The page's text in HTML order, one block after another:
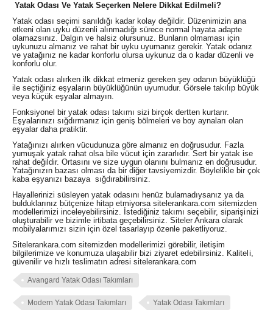
Yatak Odası Ve Yatak Seçerken Nelere Dikkat Edilmeli?
Yatak odası seçimi sanıldığı kadar kolay değildir. Düzenimizin ana
etkeni olan uyku düzenli alınmadığı sürece normal hayata adapte
olamazsınız. Dalgın ve halsiz olursunuz. Bunların olmaması için
uykunuzu almanız ve rahat bir uyku uyumanız gerekir. Yatak odanız
ve yatağınız ne kadar konforlu olursa uykunuz da o kadar düzenli ve
konforlu olur.
Yatak odası alırken ilk dikkat etmeniz gereken şey odanın büyüklüğü
ile seçtiğiniz eşyaların büyüklüğünün uyumudur. Görsele takılıp büyük
veya küçük eşyalar almayın.
Fonksiyonel bir yatak odası takımı sizi birçok dertten kurtarır.
Eşyalarınızı sığdırmanız için geniş bölmeleri ve boy aynaları olan
eşyalar daha pratiktir.
Yatağınızı alırken vücudunuza göre almanız en doğrusudur. Fazla
yumuşak yatak rahat olsa bile vücut için zararlıdır. Sert bir yatak ise
rahat değildir. Ortasını ve size uygun olanını bulmanız en doğrusudur.
Yatağınızın bazası olması da bir diğer tavsiyemizdir. Böylelikle bir çok
kaba eşyanızı bazaya sığdırabilirsiniz.
Hayallerinizi süsleyen yatak odasını henüz bulamadıysanız ya da
bulduklarınız bütçenize hitap etmiyorsa sitelerankara.com sitemizden
modellerimizi inceleyebilirsiniz. İstediğiniz takımı seçebilir, siparişinizi
oluşturabilir ve bizimle irtibata geçebilirsiniz. Siteler Ankara olarak
mobilyalarımızı sizin için özel tasarlayıp özenle paketliyoruz.
Sitelerankara.com sitemizden modellerimizi görebilir, iletişim
bilgilerimize ve konumuza ulaşabilir bizi ziyaret edebilirsiniz. Kaliteli,
güvenilir ve hızlı teslimatın adresi sitelerankara.com
Avangard Yatak Odası Takımları
Modern Yatak Odası Takımları Yatak Odası Takımları